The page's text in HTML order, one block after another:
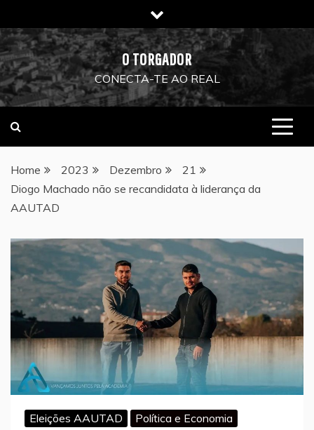
to
content
O TORGADOR
CONECTA-TE AO REAL
Home 2023 Dezembro
21
Diogo Machado não se recandidata à liderança da
AAUTAD
Eleições AAUTAD Política e Economia